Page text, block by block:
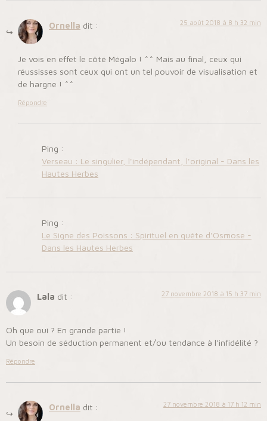
Ornella dit : 25 août 2018 à 8 h 32 min
Je vois en effet le côté Mégalo ! ^^ Mais au final, ceux qui
réussisses sont ceux qui ont un tel pouvoir de visualisation et
de hargne ! ^^
Répondre
Ping :
Verseau : Le singulier, l'indépendant, l'original - Dans les
Hautes Herbes
Ping :
Le Signe des Poissons : Spirituel en quête d'Osmose -
Dans les Hautes Herbes
Lala dit : 27 novembre 2018 à 15 h 37 min
Oh que oui ? En grande partie !
Un besoin de séduction permanent et/ou tendance à l’infidélité ?
Répondre
Ornella dit : 27 novembre 2018 à 17 h 12 min